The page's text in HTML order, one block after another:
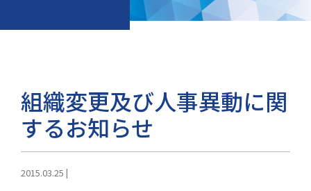
組織変更及び人事異動に関
するお知らせ
2015.03.25 |